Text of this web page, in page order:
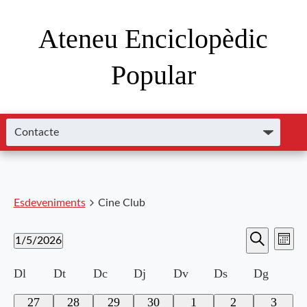
Ateneu Enciclopèdic
Popular
Esdeveniments Cine Club
visual
i
Cerca de
Mes
1/5/2026
una
Calendari
Dl Dt Dc Dj Dv Ds Dg
0
27
0
28
0
29
0
30
0
1
0
2
0
3